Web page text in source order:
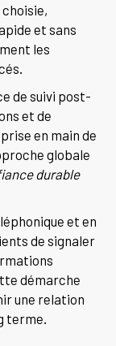
et sans
les
de suivi post-
et de
en main de
globale
durable
et en
de signaler
démarche
une relation
terme.